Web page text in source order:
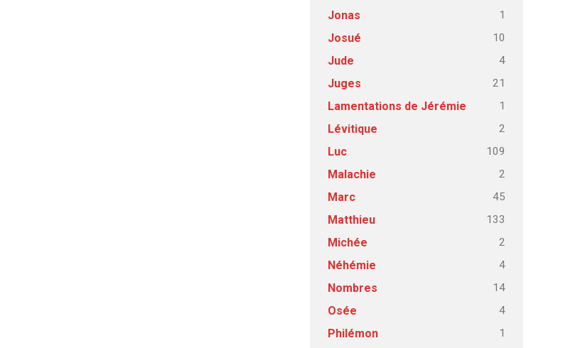
Jonas 1
Josué 10
Jude 4
Juges 21
Lamentations de Jérémie 1
Lévitique 2
Luc 109
Malachie 2
Marc 45
Matthieu 133
Michée 2
Néhémie 4
Nombres 14
Osée 4
Philémon 1